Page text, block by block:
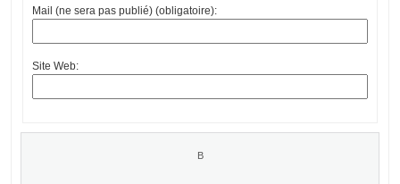
Mail (ne sera pas publié) (obligatoire):
Site Web: